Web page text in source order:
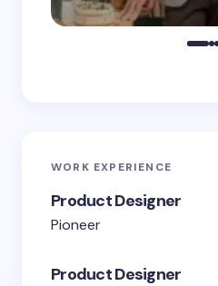
WORK EXPERIENCE
Product Designer
Pioneer
Product Designer